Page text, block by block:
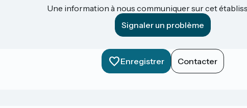
Une information à nous communiquer sur cet
Signaler un problème
Enregistrer Contacter